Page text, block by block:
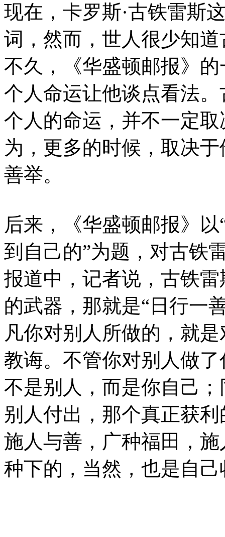
现在，卡罗斯·古铁雷斯
词，然而，世人很少知
不久，《华盛顿邮报》
个人命运让他谈点看法
个人的命运，并不一定
为，更多的时候，取决
善举。
后来，《华盛顿邮报》
到自己的”为题，对古铁
报道中，记者说，古铁
的武器，那就是“日行一
凡你对别人所做的，就
教诲。不管你对别人做
不是别人，而是你自己
别人付出，那个真正获
施人与善，广种福田，
种下的，当然，也是自己